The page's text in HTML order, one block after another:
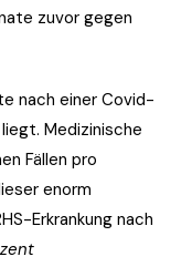
zuvor gegen
nach einer Covid-
Medizinische
Fällen pro
enorm
Erkrankung nach